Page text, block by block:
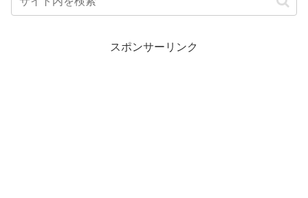
スポンサーリンク